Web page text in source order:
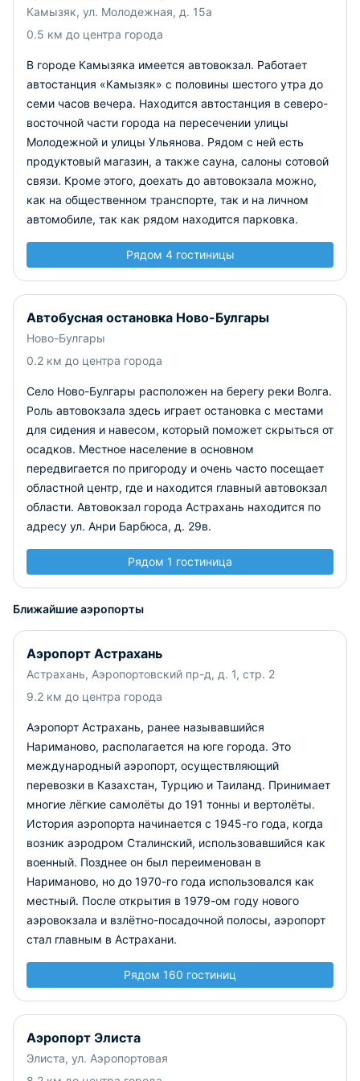
Камызяк, ул. Молодежная, д. 15а
0.5 км до центра города
В городе Камызяка имеется автовокзал. Работает
автостанция «Камызяк» с половины шестого утра до
семи часов вечера. Находится автостанция в северо-
восточной части города на пересечении улицы
Молодежной и улицы Ульянова. Рядом с ней есть
продуктовый магазин, а также сауна, салоны сотовой
связи. Кроме этого, доехать до автовокзала можно,
как на общественном транспорте, так и на личном
автомобиле, так как рядом находится парковка.
Рядом 4 гостиницы
Автобусная остановка Ново-Булгары
Ново-Булгары
0.2 км до центра города
Село Ново-Булгары расположен на берегу реки Волга.
Роль автовокзала здесь играет остановка с местами
для сидения и навесом, который поможет скрыться от
осадков. Местное население в основном
передвигается по пригороду и очень часто посещает
областной центр, где и находится главный автовокзал
области. Автовокзал города Астрахань находится по
адресу ул. Анри Барбюса, д. 29в.
Рядом 1 гостиница
Ближайшие аэропорты
Аэропорт Астрахань
Астрахань, Аэропортовский пр-д, д. 1, стр. 2
9.2 км до центра города
Аэропорт Астрахань, ранее называвшийся
Нариманово, располагается на юге города. Это
международный аэропорт, осуществляющий
перевозки в Казахстан, Турцию и Таиланд. Принимает
многие лёгкие самолёты до 191 тонны и вертолёты.
История аэропорта начинается с 1945-го года, когда
возник аэродром Сталинский, использовавшийся как
военный. Позднее он был переименован в
Нариманово, но до 1970-го года использовался как
местный. После открытия в 1979-ом году нового
аэровокзала и взлётно-посадочной полосы, аэропорт
стал главным в Астрахани.
Рядом 160 гостиниц
Аэропорт Элиста
Элиста, ул. Аэропортовая